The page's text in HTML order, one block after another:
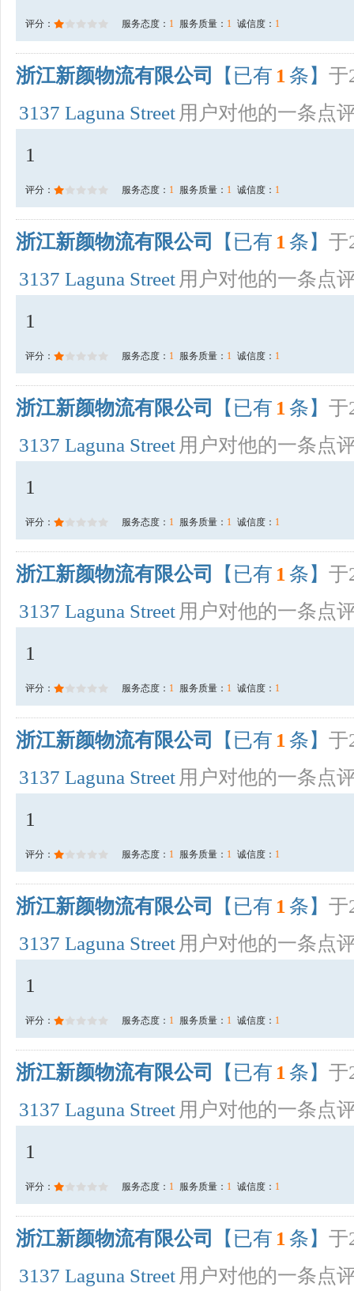
评分： 服务态度： 1 服务质量： 1 诚信度： 1
浙江新颜物流有限公司 【已有 1 条】 于
3137 Laguna Street 用户对他的一条点
1
评分： 服务态度： 1 服务质量： 1 诚信度： 1
浙江新颜物流有限公司 【已有 1 条】 于
3137 Laguna Street 用户对他的一条点
1
评分： 服务态度： 1 服务质量： 1 诚信度： 1
浙江新颜物流有限公司 【已有 1 条】 于
3137 Laguna Street 用户对他的一条点
1
评分： 服务态度： 1 服务质量： 1 诚信度： 1
浙江新颜物流有限公司 【已有 1 条】 于
3137 Laguna Street 用户对他的一条点
1
评分： 服务态度： 1 服务质量： 1 诚信度： 1
浙江新颜物流有限公司 【已有 1 条】 于
3137 Laguna Street 用户对他的一条点
1
评分： 服务态度： 1 服务质量： 1 诚信度： 1
浙江新颜物流有限公司 【已有 1 条】 于
3137 Laguna Street 用户对他的一条点
1
评分： 服务态度： 1 服务质量： 1 诚信度： 1
浙江新颜物流有限公司 【已有 1 条】 于
3137 Laguna Street 用户对他的一条点
1
评分： 服务态度： 1 服务质量： 1 诚信度： 1
浙江新颜物流有限公司 【已有 1 条】 于
3137 Laguna Street 用户对他的一条点